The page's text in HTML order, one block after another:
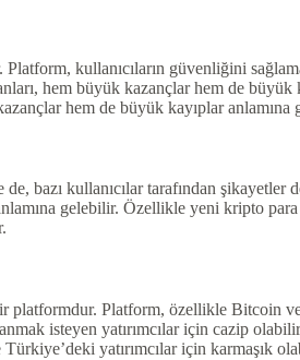
kullanıcıların güvenliğini
hem büyük kazançlar hem de
hem de büyük kayıplar anlamına
bazı kullanıcılar tarafından
gelebilir. Özellikle yeni kripto
platformdur. Platform, özellikle Bitcoin
isteyen yatırımcılar için cazip
yatırımcılar için karmaşık